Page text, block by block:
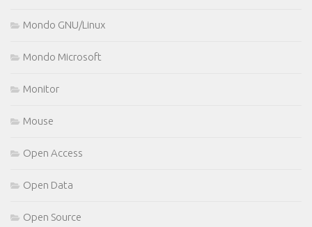
Mondo GNU/Linux
Mondo Microsoft
Monitor
Mouse
Open Access
Open Data
Open Source